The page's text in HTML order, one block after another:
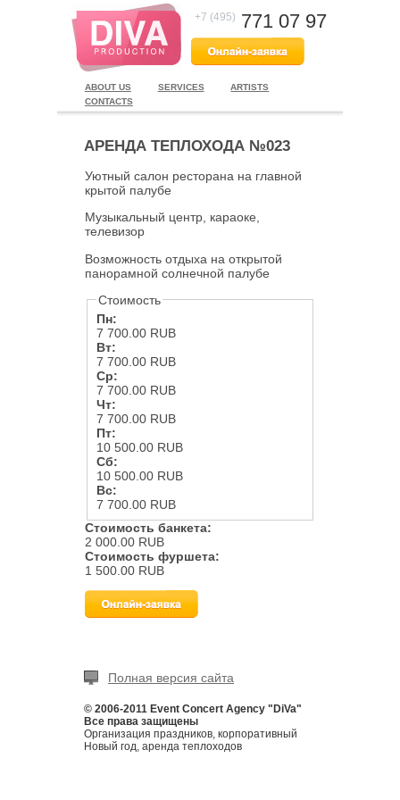
+7 (495) 771 07 97
ABOUT US SERVICES
ARTISTS
CONTACTS
АРЕНДА ТЕПЛОХОДА №023
Уютный салон ресторана на главной
крытой палубе
Музыкальный центр, караоке,
телевизор
Возможность отдыха на открытой
панорамной солнечной палубе
Стоимость
Пн:
7 700.00 RUB
Вт:
7 700.00 RUB
Ср:
7 700.00 RUB
Чт:
7 700.00 RUB
Пт:
10 500.00 RUB
Сб:
10 500.00 RUB
Вс:
7 700.00 RUB
Стоимость банкета:
2 000.00 RUB
Стоимость фуршета:
1 500.00 RUB
Полная версия сайта
© 2006-2011 Event Concert Agency "DiVa"
Все права защищены
Организация праздников, корпоративный
Новый год, аренда теплоходов